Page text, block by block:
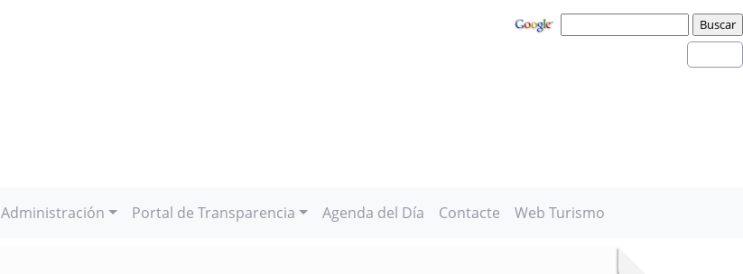
Administración Portal de Transparencia Agenda del Día Contacte Web Turismo